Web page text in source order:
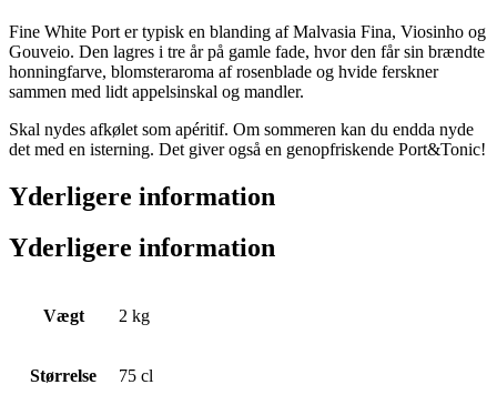
Fine White Port er typisk en blanding af Malvasia Fina, Viosinho og
Gouveio. Den lagres i tre år på gamle fade, hvor den får sin brændte
honningfarve, blomsteraroma af rosenblade og hvide ferskner
sammen med lidt appelsinskal og mandler.
Skal nydes afkølet som apéritif. Om sommeren kan du endda nyde
det med en isterning. Det giver også en genopfriskende Port&Tonic!
Yderligere information
Yderligere information
Vægt 2 kg
Størrelse 75 cl